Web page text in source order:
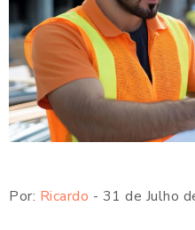
Por: Ricardo - 31 de Julho